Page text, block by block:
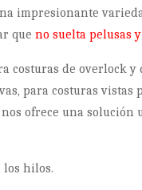
impresionante
queno suelta pelusas
costuras de overlock
para costuras vistas
ofrece una
los hilos.